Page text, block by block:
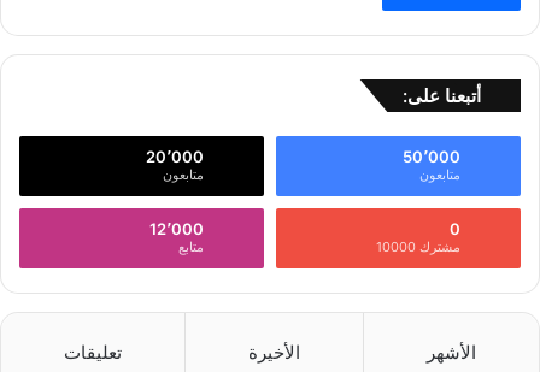
أتبعنا على:
50٬000
متابعون
20٬000
متابعون
0
مشترك 10000
12٬000
متابع
الأشهر الأخيرة تعليقات